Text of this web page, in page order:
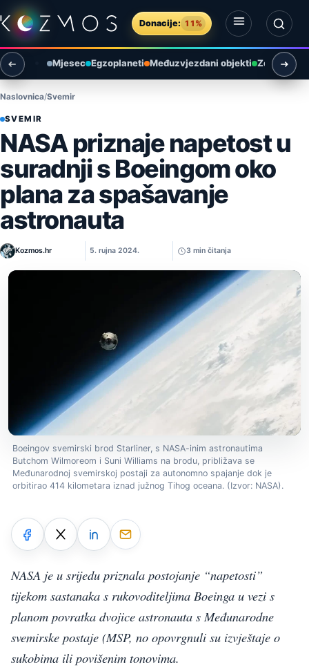
Preskoči na sadržaj
Donacije: 11%
Otvori izbornik
Otvori pretragu
Mjesec Egzoplaneti Međuzvjezdani objekti Zemlja i
Naslovnica Svemir
SVEMIR
NASA priznaje napetost u
suradnji s Boeingom oko
plana za spašavanje
astronauta
Kozmos.hr 5. rujna 2024. 3 min čitanja
Boeingov svemirski brod Starliner, s NASA-inim astronautima
Butchom Wilmoreom i Suni Williams na brodu, približava se
Međunarodnoj svemirskoj postaji za autonomno spajanje dok je
orbitirao 414 kilometara iznad južnog Tihog oceana. (Izvor: NASA).
NASA je u srijedu priznala postojanje “napetosti”
tijekom sastanaka s rukovoditeljima Boeinga u vezi s
planom povratka dvojice astronauta s Međunarodne
svemirske postaje (MSP, no opovrgnuli su izvještaje o
sukobima ili povišenim tonovima.